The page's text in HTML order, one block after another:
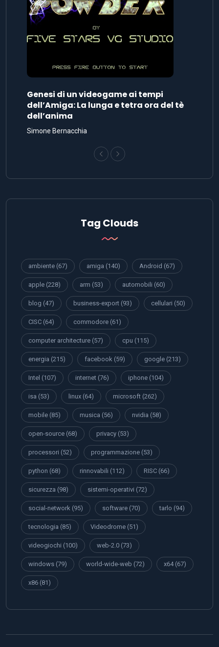
Genesi di un videogame ai tempi
dell’Amiga: La lunga e tetra ora del tè
dell’anima
Simone Bernacchia
Tag Clouds
ambiente (67) amiga (140) Android (67)
apple (228) arm (53) automobili (60)
blog (47) business-export (93) cellulari (50)
CISC (64) commodore (61)
computer architecture (57) cpu (115)
energia (215) facebook (59) google (213)
Intel (107) internet (76) iphone (104)
isa (53) linux (64) microsoft (262)
mobile (85) musica (56) nvidia (58)
open-source (68) privacy (53)
processori (52) programmazione (53)
python (68) rinnovabili (112) RISC (66)
sicurezza (98) sistemi-operativi (72)
social-network (95) software (70) tarlo (94)
tecnologia (85) Videodrome (51)
videogiochi (100) web-2.0 (73)
windows (79) world-wide-web (72) x64(67)
x86 (81)